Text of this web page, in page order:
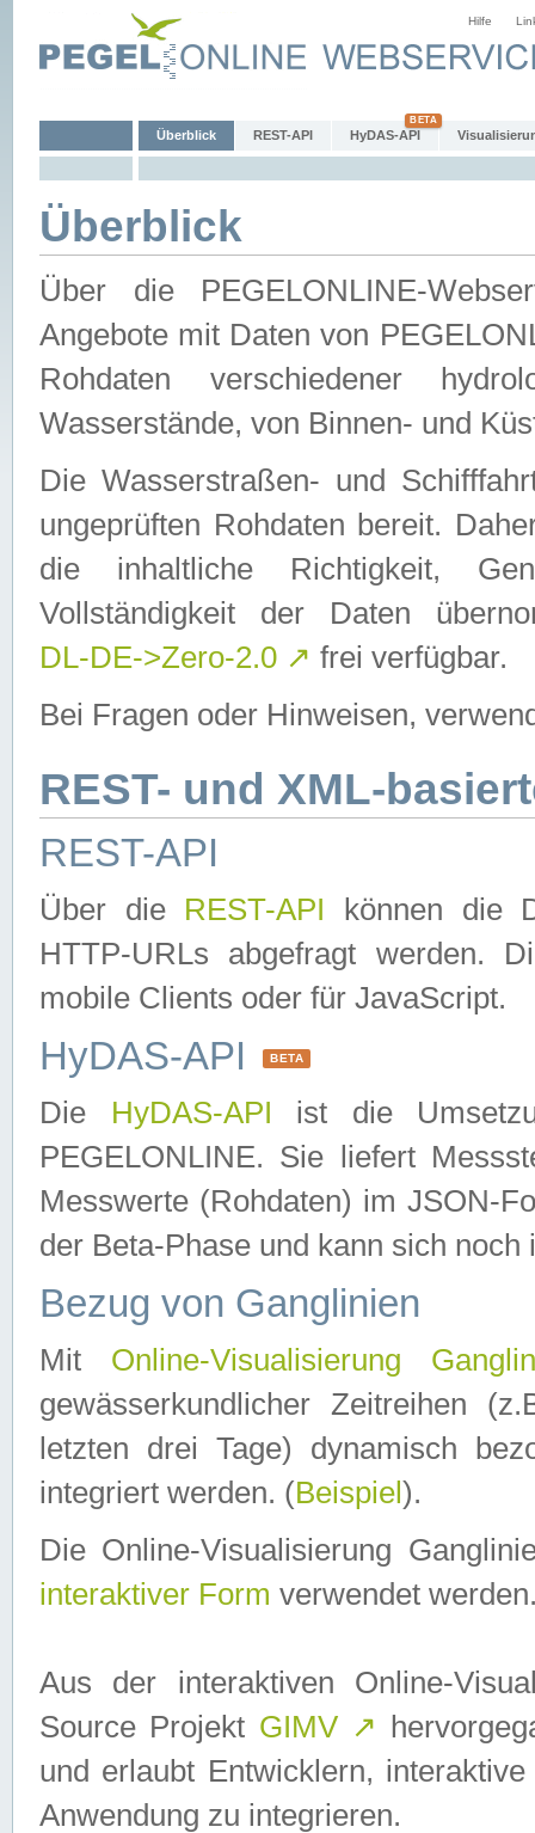
Hilfe
Überblick REST-API HyDAS-API
Überblick
Über die PEGELONLINE-
Angebote mit Daten von
Rohdaten verschiedener
Wasserstände, von Binnen- und
Die Wasserstraßen- und
ungeprüften Rohdaten bereit.
die inhaltliche Richtigkeit,
Vollständigkeit der Daten
DL-DE->Zero-2.0 ↗ frei verfügbar.
Bei Fragen oder Hinweisen,
REST- und XML-
REST-API
Über die REST-API können die
HTTP-URLs abgefragt werden.
mobile Clients oder für JavaScript.
HyDAS-API BETA
Die HyDAS-API ist die
PEGELONLINE. Sie liefert
Messwerte (Rohdaten) im JSON-
der Beta-Phase und kann sich noch
Bezug von Ganglinien
Mit Online-Visualisierung
gewässerkundlicher Zeitreihen
letzten drei Tage) dynamisch
integriert werden. (Beispiel ).
Die Online-Visualisierung
interaktiver Form verwendet
Aus der interaktiven Online-
Source Projekt GIMV ↗
und erlaubt Entwicklern,
Anwendung zu integrieren.